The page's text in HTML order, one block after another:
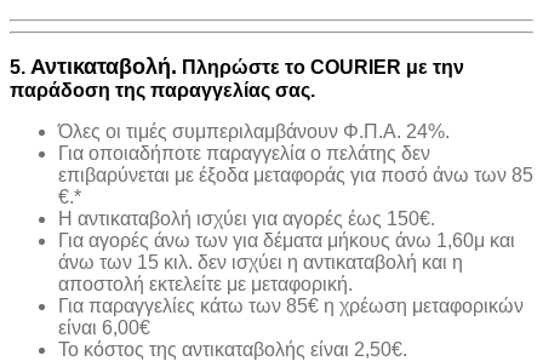
5. Αντικαταβολή. Πληρώστε το COURIER με την
παράδοση της παραγγελίας σας.
Όλες οι τιμές συμπεριλαμβάνουν Φ.Π.Α. 24%.
Για οποιαδήποτε παραγγελία ο πελάτης δεν
επιβαρύνεται με έξοδα μεταφοράς για ποσό άνω των 85
€.*
H αντικαταβολή ισχύει για αγορές έως 150€.
Για αγορές άνω των για δέματα μήκους άνω 1,60μ και
άνω των 15 κιλ. δεν ισχύει η αντικαταβολή και η
αποστολή εκτελείτε με μεταφορική.
Για παραγγελίες κάτω των 85€ η χρέωση μεταφορικών
είναι 6,00€
Το κόστος της αντικαταβολής είναι 2,50€.